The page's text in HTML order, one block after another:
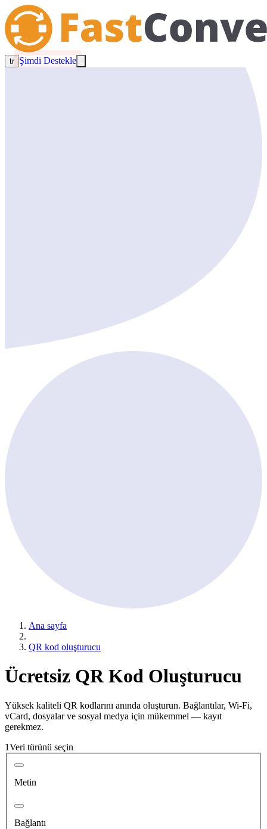
tr Şimdi Destekle
Ana sayfa
QR kod oluşturucu
Ücretsiz QR Kod Oluşturucu
Yüksek kaliteli QR kodlarını anında oluşturun. Bağlantılar, Wi-Fi,
vCard, dosyalar ve sosyal medya için mükemmel — kayıt
gerekmez.
1Veri türünü seçin
Metin
Bağlantı